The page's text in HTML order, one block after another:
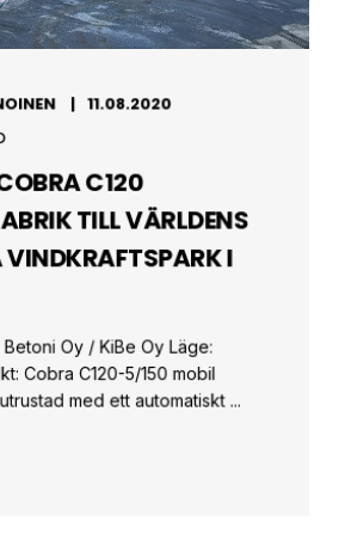
11.08.2020
C120
TILL VÄRLDENS
I
Betoni Oy / KiBe Oy Läge:
Cobra C120-5/150 mobil
med ett automatiskt ...